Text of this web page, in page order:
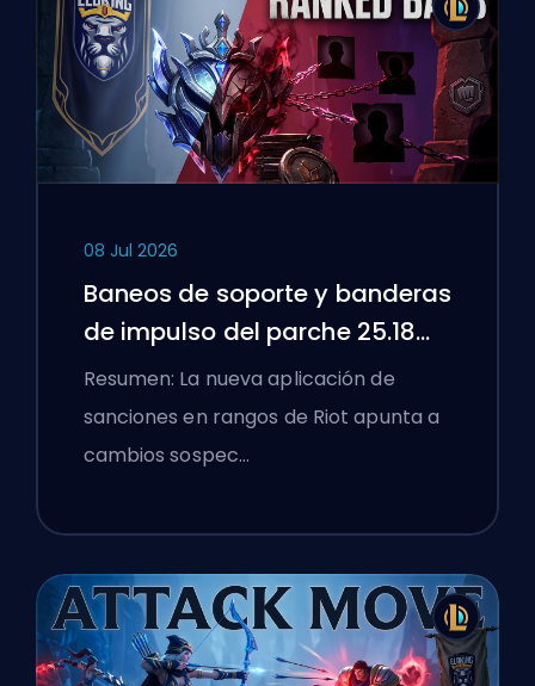
08 Jul 2026
Baneos de soporte y banderas
de impulso del parche 25.18
de League of Legends
Resumen: La nueva aplicación de
sanciones en rangos de Riot apunta a
cambios sospec…